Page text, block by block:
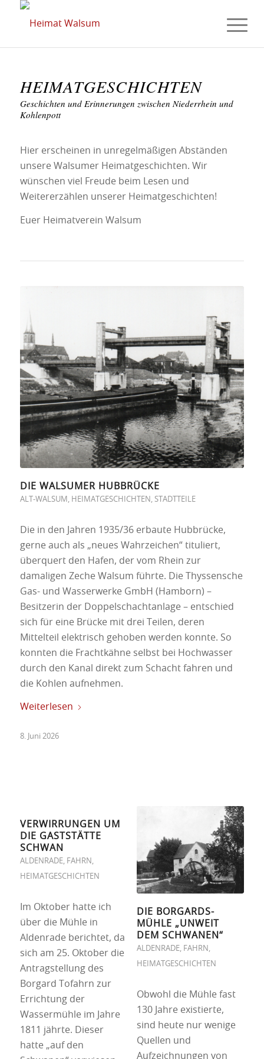
HEIMATGESCHICHTEN
Geschichten und Erinnerungen zwischen Niederrhein und
Kohlenpott
Hier erscheinen in unregelmäßigen Abständen
unsere Walsumer Heimatgeschichten. Wir
wünschen viel Freude beim Lesen und
Weitererzählen unserer Heimatgeschichten!
Euer Heimatverein Walsum
DIE WALSUMER HUBBRÜCKE
ALT-WALSUM , HEIMATGESCHICHTEN , STADTTEILE
Die in den Jahren 1935/36 erbaute Hubbrücke,
gerne auch als „neues Wahrzeichen“ tituliert,
überquert den Hafen, der vom Rhein zur
damaligen Zeche Walsum führte. Die Thyssensche
Gas- und Wasserwerke GmbH (Hamborn) –
Besitzerin der Doppelschachtanlage – entschied
sich für eine Brücke mit drei Teilen, deren
Mittelteil elektrisch gehoben werden konnte. So
konnten die Frachtkähne selbst bei Hochwasser
durch den Kanal direkt zum Schacht fahren und
die Kohlen aufnehmen.
Weiterlesen
8. Juni 2026
VERWIRRUNGEN UM
DIE GASTSTÄTTE
SCHWAN
ALDENRADE, FAHRN ,
HEIMATGESCHICHTEN
Im Oktober hatte ich
über die Mühle in
Aldenrade berichtet, da
sich am 25. Oktober die
Antragstellung des
Borgard Tofahrn zur
Errichtung der
Wassermühle im Jahre
1811 jährte. Dieser
hatte „auf den
DIE BORGARDS-
MÜHLE „UNWEIT
DEM SCHWANEN“
ALDENRADE, FAHRN ,
HEIMATGESCHICHTEN
Obwohl die Mühle fast
130 Jahre existierte,
sind heute nur wenige
Quellen und
Aufzeichnungen von